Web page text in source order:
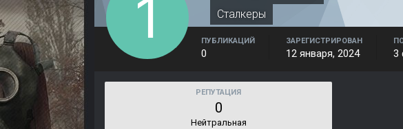
Сталкеры
ПУБЛИКАЦИЙ
0
ЗАРЕГИСТРИРОВАН
12 января, 2024 3
РЕПУТАЦИЯ
0
Нейтральная